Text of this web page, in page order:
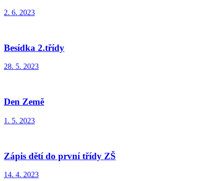
2. 6. 2023
Besídka 2.třídy
28. 5. 2023
Den Země
1. 5. 2023
Zápis dětí do první třídy ZŠ
14. 4. 2023